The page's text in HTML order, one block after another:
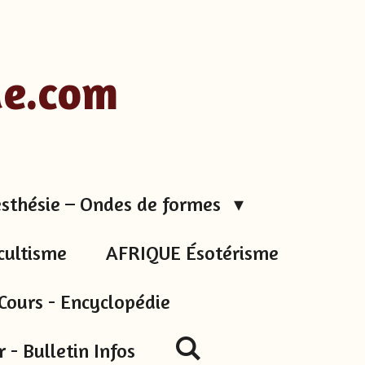
– Ondes de formes
AFRIQUE Ésotérisme
- Encyclopédie
- Bulletin Infos